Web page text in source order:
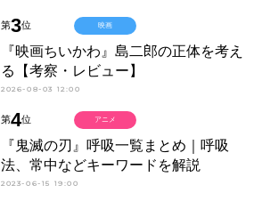
第3位
『映画ちいかわ』島二郎の正体を考え
る【考察・レビュー】
2026-08-03 12:00
映画
第4位
『鬼滅の刃』呼吸一覧まとめ｜呼吸
法、常中などキーワードを解説
2023-06-15 19:00
アニメ